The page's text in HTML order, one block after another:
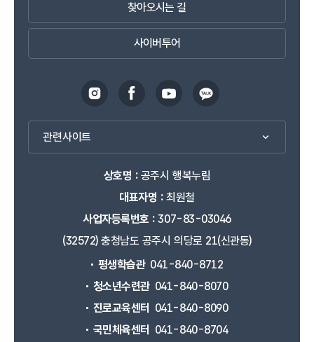
찾아오시는 길
사이버투어
관련사이트
상호명 :공주시 행복누림
대표자명 :최원철
사업자등록번호 :307-83-03046
(32572) 충청남도 공주시 의당로 21(신관동)
평생학습관 041-840-8712
청소년수련관 041-840-8070
진로교육센터
041-840-8090
국민체육센터
041-840-8704